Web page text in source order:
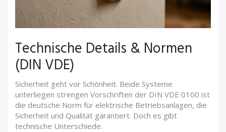
Technische Details & Normen
(DIN VDE)
Sicherheit geht vor Schönheit. Beide Systeme
unterliegen strengen Vorschriften der DIN VDE 0100 ist
die deutsche Norm für elektrische Betriebsanlagen, die
Sicherheit und Qualität garantiert. Doch es gibt
technische Unterschiede.